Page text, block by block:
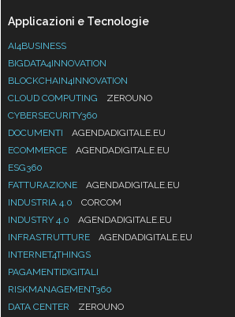
Applicazioni e Tecnologie
AI4BUSINESS
BIGDATA4INNOVATION
BLOCKCHAIN4INNOVATION
CLOUD COMPUTING
ZEROUNO
CYBERSECURITY360
DOCUMENTI
AGENDADIGITALE.EU
ECOMMERCE
AGENDADIGITALE.EU
ESG360
FATTURAZIONE
AGENDADIGITALE.EU
INDUSTRIA 4.0
CORCOM
INDUSTRY 4.0
AGENDADIGITALE.EU
INFRASTRUTTURE
AGENDADIGITALE.EU
INTERNET4THINGS
PAGAMENTIDIGITALI
RISKMANAGEMENT360
DATA CENTER
ZEROUNO